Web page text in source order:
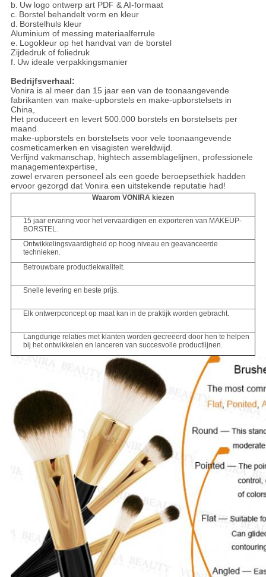
b. Uw logo ontwerp art PDF & AI-formaat
c. Borstel behandelt vorm en kleur
d. Borstelhuls kleur
Aluminium of messing materiaalferrule
e. Logokleur op het handvat van de borstel
Zijdedruk of foliedruk
f. Uw ideale verpakkingsmanier
Bedrijfsverhaal:
Vonira is al meer dan 15 jaar een van de toonaangevende
fabrikanten van make-upborstels en make-upborstelsets in
China,
Het produceert en levert 500.000 borstels en borstelsets per
maand
make-upborstels en borstelsets voor vele toonaangevende
cosmeticamerken en visagisten wereldwijd.
Verfijnd vakmanschap, hightech assemblagelijnen, professionele
managementexpertise,
zowel ervaren personeel als een goede beroepsethiek hadden
ervoor gezorgd dat Vonira een uitstekende reputatie had!
Waarom VONIRA kiezen
15 jaar ervaring voor het vervaardigen en exporteren van MAKEUP-
BORSTEL.
Ontwikkelingsvaardigheid op hoog niveau en geavanceerde
technieken.
Betrouwbare productiekwaliteit.
Snelle levering en beste prijs.
Elk ontwerpconcept op maat kan in de praktijk worden gebracht.
Langdurige relaties met klanten worden gecreëerd door hen te helpen
bij het ontwikkelen en lanceren van succesvolle productlijnen.